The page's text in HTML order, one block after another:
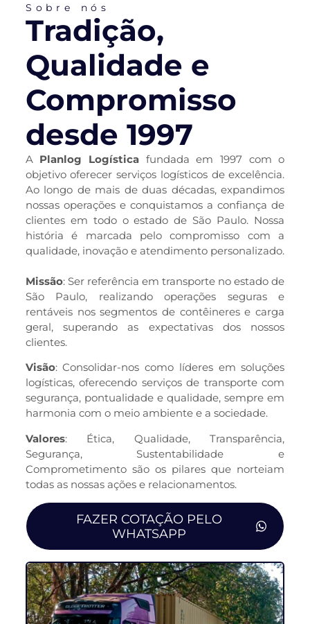
Sobre nós
Tradição,
Qualidade e
Compromisso
desde 1997
A Planlog Logística fundada em 1997 com o
objetivo oferecer serviços logísticos de excelência.
Ao longo de mais de duas décadas, expandimos
nossas operações e conquistamos a confiança de
clientes em todo o estado de São Paulo. Nossa
história é marcada pelo compromisso com a
qualidade, inovação e atendimento personalizado.
Missão: Ser referência em transporte no estado de
São Paulo, realizando operações seguras e
rentáveis nos segmentos de contêineres e carga
geral, superando as expectativas dos nossos
clientes.
Visão: Consolidar-nos como líderes em soluções
logísticas, oferecendo serviços de transporte com
segurança, pontualidade e qualidade, sempre em
harmonia com o meio ambiente e a sociedade.
Valores: Ética, Qualidade, Transparência,
Segurança, Sustentabilidade e
Comprometimento são os pilares que norteiam
todas as nossas ações e relacionamentos.
FAZER COTAÇÃO PELO
WHATSAPP